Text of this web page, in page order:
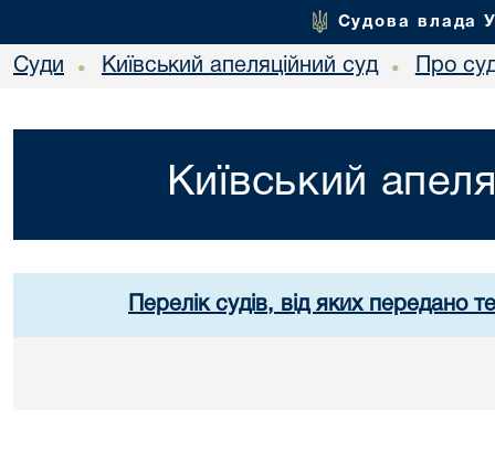
Судова влада
Суди • Київський апеляційний суд • Про
Київський
Перелік судів, від яких передано